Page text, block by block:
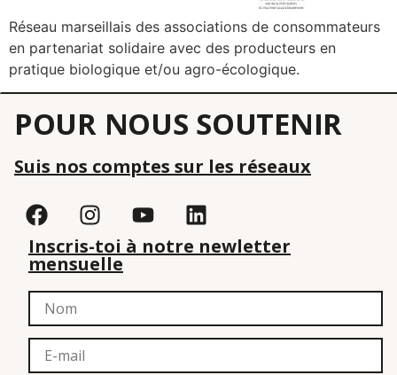
Réseau marseillais des associations de consommateurs
en partenariat solidaire avec des producteurs en
pratique biologique et/ou agro-écologique.
POUR NOUS SOUTENIR
Suis nos comptes sur les réseaux
Inscris-toi à notre newletter
mensuelle